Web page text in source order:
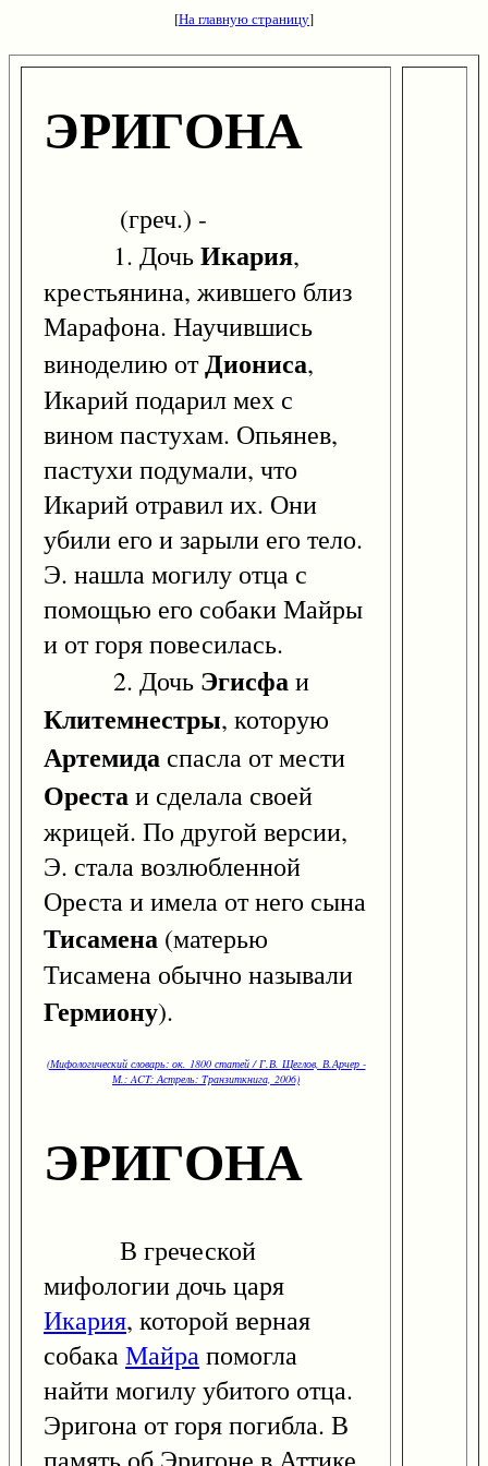
[На главную страницу]
ЭРИГОНА
(греч.) -
1. ДочьИкария,
крестьянина, жившего близ
Марафона. Научившись
виноделию отДиониса,
Икарий подарил мех с
вином пастухам. Опьянев,
пастухи подумали, что
Икарий отравил их. Они
убили его и зарыли его тело.
Э. нашла могилу отца с
помощью его собаки Майры
и от горя повесилась.
2. Дочь Эгисфаи
Клитемнестры, которую
Артемида спасла от мести
Орестаи сделала своей
жрицей. По другой версии,
Э. стала возлюбленной
Ореста и имела от него сына
Тисамена (матерью
Тисамена обычно называли
Гермиону).
(Мифологический словарь: ок. 1800 статей / Г.В. Щеглов, В.Арчер -
М.: ACT: Астрель: Транзиткнига, 2006)
ЭРИГОНА
В греческой
мифологии дочь царя
Икария, которой верная
собакаМайрапомогла
найти могилу убитого отца.
Эригона от горя погибла. В